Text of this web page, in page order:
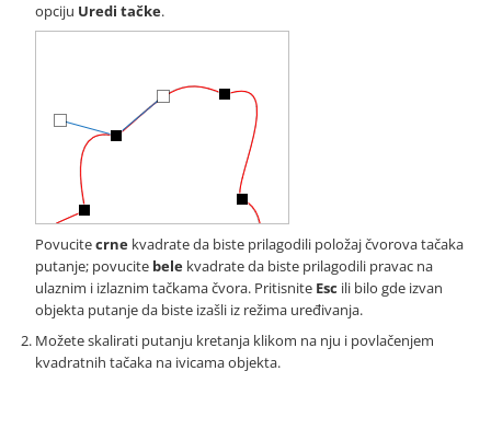
opciju Uredi tačke.
Povucitecrne kvadrate da biste prilagodili položaj čvorova tačaka
putanje; povucite bele kvadrate da biste prilagodili pravac na
ulaznim i izlaznim tačkama čvora. Pritisnite Esc ili bilo gde izvan
objekta putanje da biste izašli iz režima uređivanja.
Možete skalirati putanju kretanja klikom na nju i povlačenjem
kvadratnih tačaka na ivicama objekta.